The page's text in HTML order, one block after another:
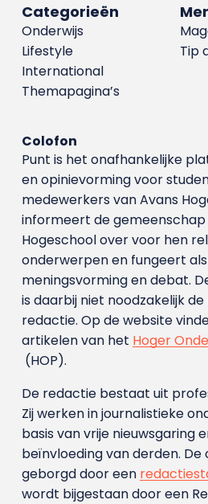
Tip
Categorieën
Onderwijs
Lifestyle
International
Themapagina’s
Colofon
Punt is het onafhankelijke
en opinievorming voor
medewerkers van Avans
informeert de gemeenschap
Hogeschool over voor hen
onderwerpen en fungeert
meningsvorming en debat.
is daarbij niet noodzakelijk
redactie. Op de website
artikelen van het Hoger
(HOP).
De redactie bestaat uit
Zij werken in journalistieke
basis van vrije nieuwsgaring
beïnvloeding van derden. De
geborgd door een
wordt bijgestaan door een